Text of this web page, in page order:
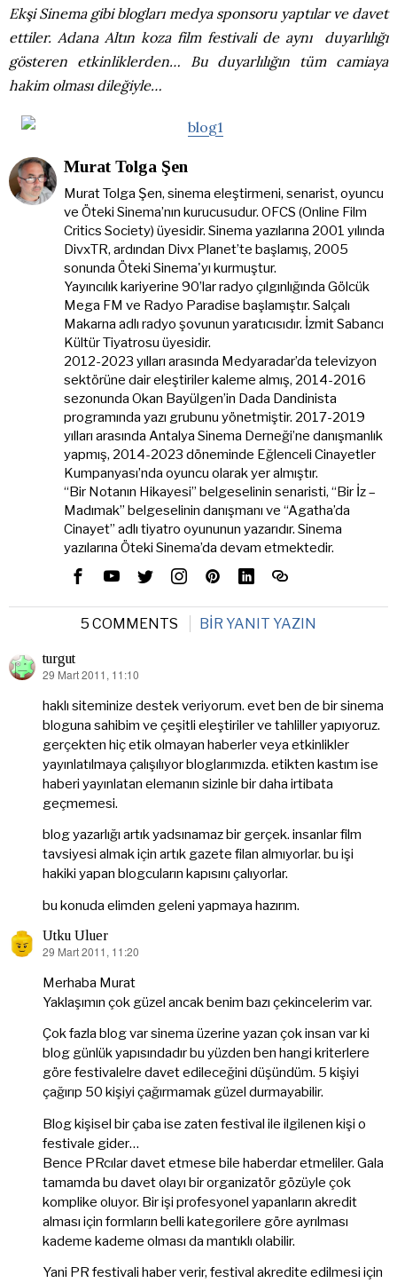
Ekşi Sinema gibi blogları medya sponsoru yaptılar ve davet
ettiler. Adana Altın koza film festivali de aynı duyarlılığı
gösteren etkinliklerden… Bu duyarlılığın tüm camiaya
hakim olması dileğiyle…
Murat Tolga Şen
Murat Tolga Şen, sinema eleştirmeni, senarist, oyuncu
ve Öteki Sinema’nın kurucusudur. OFCS (Online Film
Critics Society) üyesidir. Sinema yazılarına 2001 yılında
DivxTR, ardından Divx Planet’te başlamış, 2005
sonunda Öteki Sinema'yı kurmuştur.
Yayıncılık kariyerine 90’lar radyo çılgınlığında Gölcük
Mega FM ve Radyo Paradise başlamıştır. Salçalı
Makarna adlı radyo şovunun yaratıcısıdır. İzmit Sabancı
Kültür Tiyatrosu üyesidir.
2012-2023 yılları arasında Medyaradar’da televizyon
sektörüne dair eleştiriler kaleme almış, 2014-2016
sezonunda Okan Bayülgen’in Dada Dandinista
programında yazı grubunu yönetmiştir. 2017-2019
yılları arasında Antalya Sinema Derneği’ne danışmanlık
yapmış, 2014-2023 döneminde Eğlenceli Cinayetler
Kumpanyası’nda oyuncu olarak yer almıştır.
“Bir Notanın Hikayesi” belgeselinin senaristi, “Bir İz –
Madımak” belgeselinin danışmanı ve “Agatha’da
Cinayet” adlı tiyatro oyununun yazarıdır. Sinema
yazılarına Öteki Sinema’da devam etmektedir.
5 COMMENTS BIR YANIT YAZIN
turgut
dedi
29 Mart 2011, 11:10
haklı siteminize destek veriyorum. evet ben de bir sinema
bloguna sahibim ve çeşitli eleştiriler ve tahliller yapıyoruz.
gerçekten hiç etik olmayan haberler veya etkinlikler
yayınlatılmaya çalışılıyor bloglarımızda. etikten kastım ise
haberi yayınlatan elemanın sizinle bir daha irtibata
geçmemesi.
blog yazarlığı artık yadsınamaz bir gerçek. insanlar film
tavsiyesi almak için artık gazete filan almıyorlar. bu işi
hakiki yapan blogcuların kapısını çalıyorlar.
bu konuda elimden geleni yapmaya hazırım.
Utku Uluer
dedi
29 Mart 2011, 11:20
Merhaba Murat
Yaklaşımın çok güzel ancak benim bazı çekincelerim var.
Çok fazla blog var sinema üzerine yazan çok insan var ki
blog günlük yapısındadır bu yüzden ben hangi kriterlere
göre festivalelre davet edileceğini düşündüm. 5 kişiyi
çağırıp 50 kişiyi çağırmamak güzel durmayabilir.
Blog kişisel bir çaba ise zaten festival ile ilgilenen kişi o
festivale gider…
Bence PRcılar davet etmese bile haberdar etmeliler. Gala
tamamda bu davet olayı bir organizatör gözüyle çok
komplike oluyor. Bir işi profesyonel yapanların akredit
alması için formların belli kategorilere göre ayrılması
kademe kademe olması da mantıklı olabilir.
Yani PR festivali haber verir, festival akredite edilmesi için